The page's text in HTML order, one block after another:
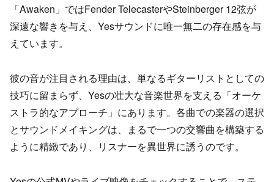
「Awaken」ではFender TelecasterやSteinberger 12弦が
深遠な響きを与え、Yesサウンドに唯一無二の存在感を与
えています。
彼の音が注目される理由は、単なるギターリストとしての
技巧に留まらず、Yesの壮大な音楽世界を支える「オーケ
ストラ的なアプローチ」にあります。各曲での楽器の選択
とサウンドメイキングは、まるで一つの交響曲を構築する
ように精緻であり、リスナーを異世界に誘うのです。